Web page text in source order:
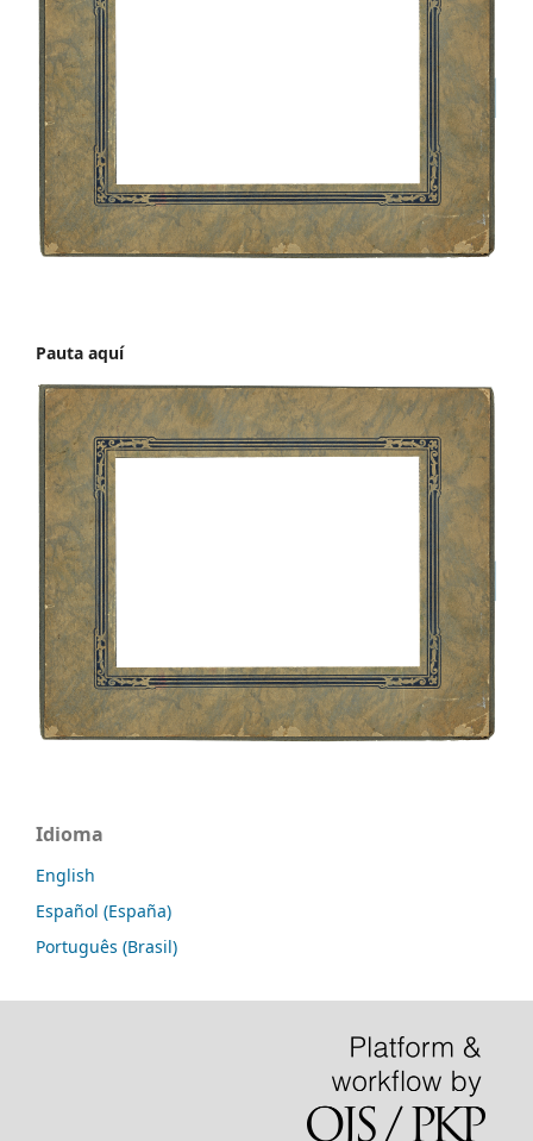
Pauta aquí
Idioma
English
Español (España)
Português (Brasil)